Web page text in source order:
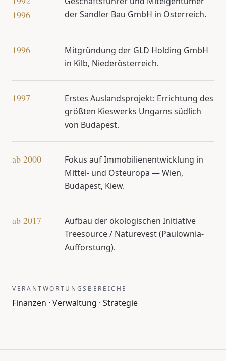
1996
der Sandler Bau GmbH in Österreich.
1996
Mitgründung der GLD Holding GmbH
in Kilb, Niederösterreich.
1997
Erstes Auslandsprojekt: Errichtung des
größten Kieswerks Ungarns südlich
von Budapest.
ab 2000
Fokus auf Immobilienentwicklung in
Mittel- und Osteuropa — Wien,
Budapest, Kiew.
ab 2017
Aufbau der ökologischen Initiative
Treesource / Naturevest (Paulownia-
Aufforstung).
VERANTWORTUNGSBEREICHE
Finanzen · Verwaltung · Strategie